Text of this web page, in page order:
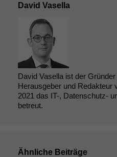
David Vasella
David Vasella ist der
Herausgeber und Redakteur
2021 das IT-, Datenschutz-
betreut.
Ähnliche Beiträge